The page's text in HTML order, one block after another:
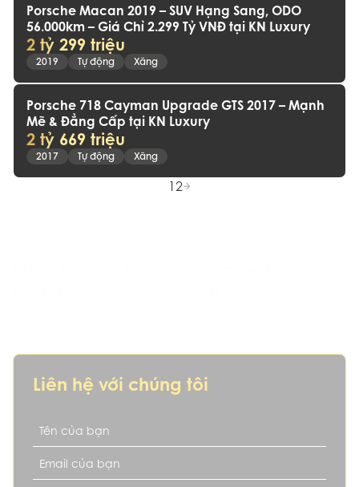
Porsche Macan 2019 – SUV Hạng Sang, ODO
56.000km – Giá Chỉ 2.299 Tỷ VNĐ tại KN Luxury
2 tỷ 299 triệu
2019 Tự động Xăng
Porsche 718 Cayman Upgrade GTS 2017 – Mạnh
Mẽ & Đẳng Cấp tại KN Luxury
2 tỷ 669 triệu
2017 Tự động Xăng
12
Liên hệ với chúng tôi